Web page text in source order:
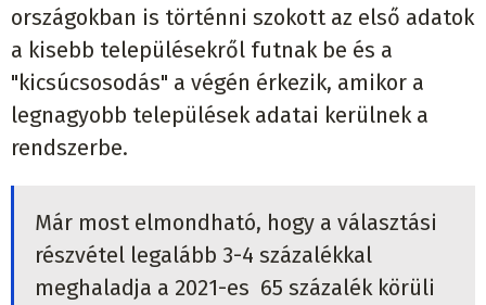
országokban is történni szokott az első adatok
a kisebb településekről futnak be és a
"kicsúcsosodás" a végén érkezik, amikor a
legnagyobb települések adatai kerülnek a
rendszerbe.
Már most elmondható, hogy a választási
részvétel legalább 3-4 százalékkal
meghaladja a 2021-es 65 százalék körüli